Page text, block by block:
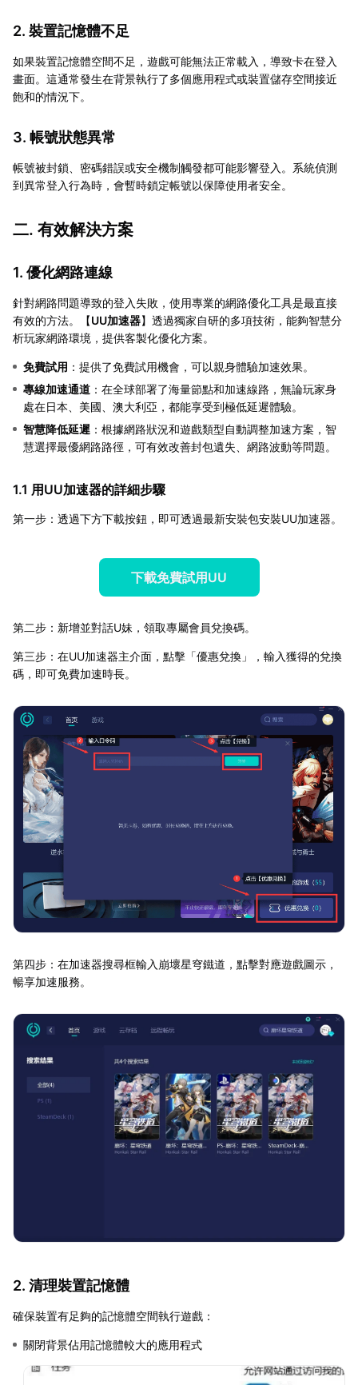
2. 裝置記憶體不足
如果裝置記憶體空間不足，遊戲可能無法正常載入，導致卡在登入
畫面。這通常發生在背景執行了多個應用程式或裝置儲存空間接近
飽和的情況下。
3. 帳號狀態異常
帳號被封鎖、密碼錯誤或安全機制觸發都可能影響登入。系統偵測
到異常登入行為時，會暫時鎖定帳號以保障使用者安全。
二. 有效解決方案
1. 優化網路連線
針對網路問題導致的登入失敗，使用專業的網路優化工具是最直接
有效的方法。【UU加速器】透過獨家自研的多項技術，能夠智慧分
析玩家網路環境，提供客製化優化方案。
免費試用 ：提供了免費試用機會，可以親身體驗加速效果。
專線加速通道 ：在全球部署了海量節點和加速線路，無論玩家身
處在日本、美國、澳大利亞，都能享受到極低延遲體驗。
智慧降低延遲 ：根據網路狀況和遊戲類型自動調整加速方案，智
慧選擇最優網路路徑，可有效改善封包遺失、網路波動等問題。
1.1 用UU加速器的詳細步驟
第一步：透過下方下載按鈕，即可透過最新安裝包安裝UU加速器。
下載免費試用UU
第二步：新增並對話U妹，領取專屬會員兌換碼。
第三步：在UU加速器主介面，點擊「優惠兌換」，輸入獲得的兌換
碼，即可免費加速時長。
第四步：在加速器搜尋框輸入崩壞星穹鐵道，點擊對應遊戲圖示，
暢享加速服務。
2. 清理裝置記憶體
確保裝置有足夠的記憶體空間執行遊戲：
關閉背景佔用記憶體較大的應用程式